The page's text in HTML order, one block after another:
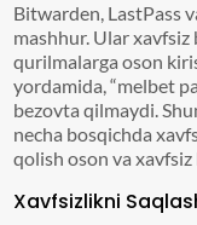
Bitwarden, LastPass
mashhur. Ular
qurilmalarga oson
yordamida, “melbet
bezovta qilmaydi.
necha bosqichda
qolish oson va xavfsiz
Xavfsizlikni